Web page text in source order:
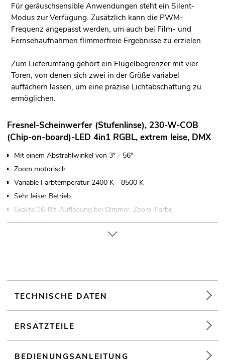
Für geräuschsensible Anwendungen steht ein Silent-
Modus zur Verfügung. Zusätzlich kann die PWM-
Frequenz angepasst werden, um auch bei Film- und
Fernsehaufnahmen flimmerfreie Ergebnisse zu erzielen.
Zum Lieferumfang gehört ein Flügelbegrenzer mit vier
Toren, von denen sich zwei in der Größe variabel
auffächern lassen, um eine präzise Lichtabschattung zu
ermöglichen.
Fresnel-Scheinwerfer (Stufenlinse), 230-W-COB
(Chip-on-board)-LED 4in1 RGBL, extrem leise, DMX
Mit einem Abstrahlwinkel von 3° - 56°
Zoom motorisch
Variable Farbtemperatur 2400 K - 8500 K
Sehr leiser Betrieb
Exakte 16-Bit-Auflösung bei Dimmer, Zoom, Farbe
Flimmerfrei
Ansteuerbar über Stand-alone; DMX; QuickDMX über USB
1 LED 230 W COB (Chip-on-board) 4in1 RGBL (homogene
Dimmer elektronisch; Dimmerkurven; Dimmergeschwindigkeit
(Sprungantwort) einstellbar; Farbmischung stufenlos;
Pulsweitenmodulation variabel
TECHNISCHE DATEN
ERSATZTEILE
BEDIENUNGSANLEITUNG